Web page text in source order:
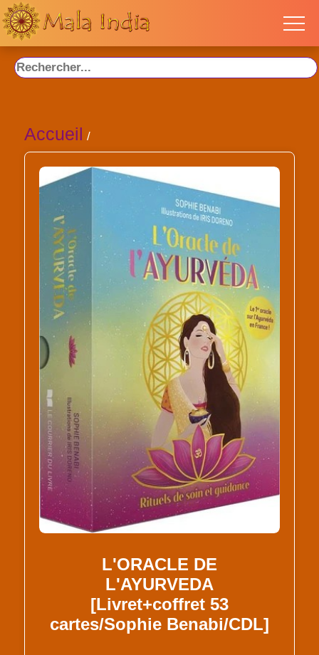
Accueil /
L'ORACLE DE
L'AYURVEDA
[Livret+coffret 53
cartes/Sophie Benabi/CDL]